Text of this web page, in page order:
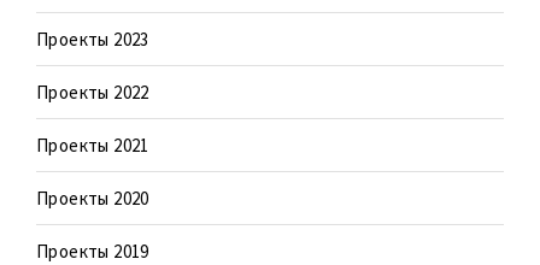
Проекты 2023
Проекты 2022
Проекты 2021
Проекты 2020
Проекты 2019